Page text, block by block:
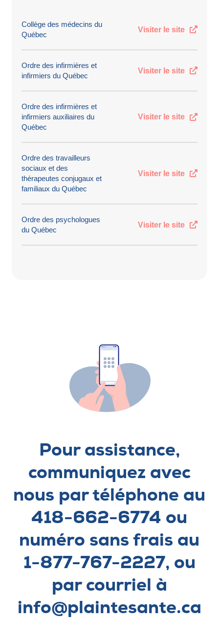
Collège des médecins du
Québec
Visiter le site
Ordre des infirmières et
infirmiers du Québec
Visiter le site
Ordre des infirmières et
infirmiers auxiliaires du
Québec
Visiter le site
Ordre des travailleurs
sociaux et des
thérapeutes conjugaux et
familiaux du Québec
Visiter le site
Ordre des psychologues
du Québec
Visiter le site
Pour assistance,
communiquez avec
nous par téléphone au
418-662-6774 ou
numéro sans frais au
1-877-767-2227, ou
par courriel à
info@plaintesante.ca